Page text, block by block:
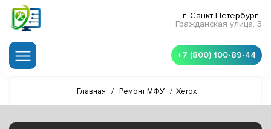
г. Санкт-Петербург
Гражданская улица, 3
+7 (800) 100-89-44
Главная / Ремонт МФУ / Xerox